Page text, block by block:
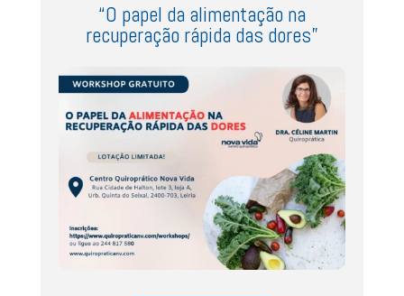
“O papel da alimentação na
recuperação rápida das dores”